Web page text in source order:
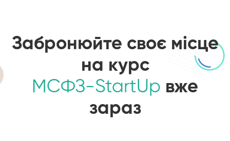
Забронюйте своє місце
на курс
МСФЗ-StartUp вже
зараз